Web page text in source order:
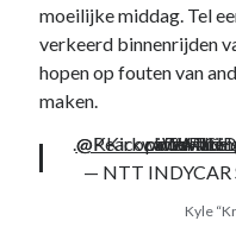
moeilijke middag. Tel
verkeerd binnenrijden
hopen op fouten van
maken.
.
has been seen
@PeacockTV
— NTT INDYCAR
Kyle